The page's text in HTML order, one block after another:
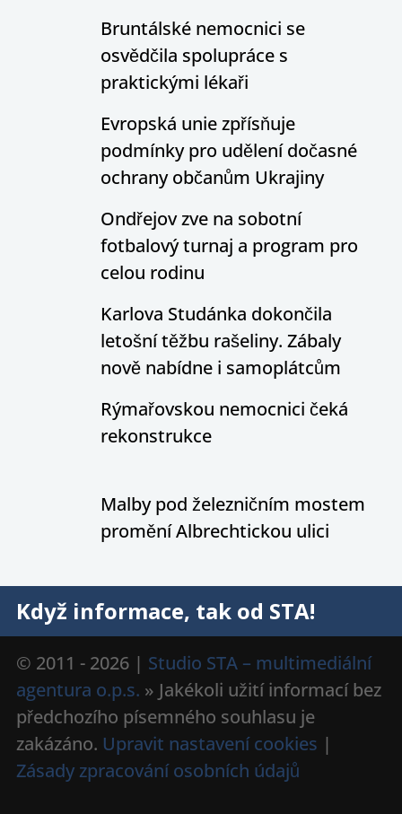
Bruntálské nemocnici se
osvědčila spolupráce s
praktickými lékaři
Evropská unie zpřísňuje
podmínky pro udělení dočasné
ochrany občanům Ukrajiny
Ondřejov zve na sobotní
fotbalový turnaj a program pro
celou rodinu
Karlova Studánka dokončila
letošní těžbu rašeliny. Zábaly
nově nabídne i samoplátcům
Rýmařovskou nemocnici čeká
rekonstrukce
Malby pod železničním mostem
promění Albrechtickou ulici
Když informace, tak od STA!
© 2011 - 2026 | Studio STA – multimediální
agentura o.p.s. » Jakékoli užití informací bez
předchozího písemného souhlasu je
zakázáno. Upravit nastavení cookies |
Zásady zpracování osobních údajů